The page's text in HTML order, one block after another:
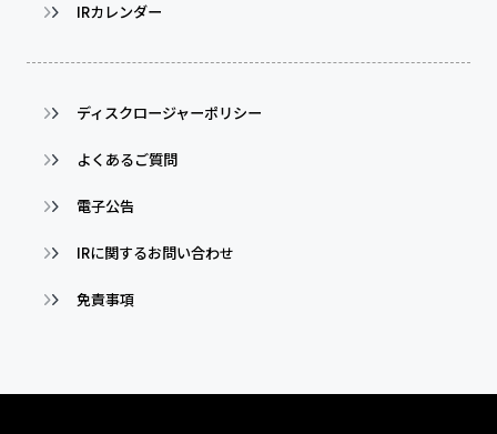
IRカレンダー
ディスクロージャーポリシー
よくあるご質問
電子公告
IRに関するお問い合わせ
免責事項